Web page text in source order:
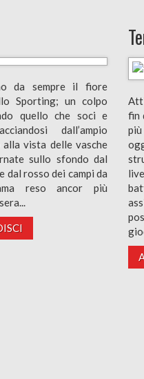
da sempre il fiore
Sporting; un colpo
quello che soci e
dall’ampio
alla vista delle vasche
sullo sfondo dal
dal rosso dei campi da
reso ancor più
fin